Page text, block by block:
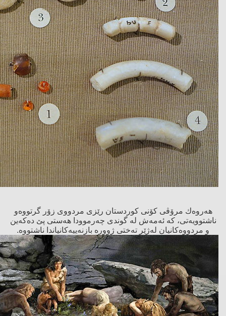
هەروەك مرۆڤی كۆنی كوردستان رێزی مردووی زۆر گرتووەو
ناشتوویەتی، كە ئەمەش لە گوندی چەرموودا هەستی پێ دەكەین
و مردووەكانیان لەژێر تەختی ژوورە بازنەییەكانیاندا ناشتووە.